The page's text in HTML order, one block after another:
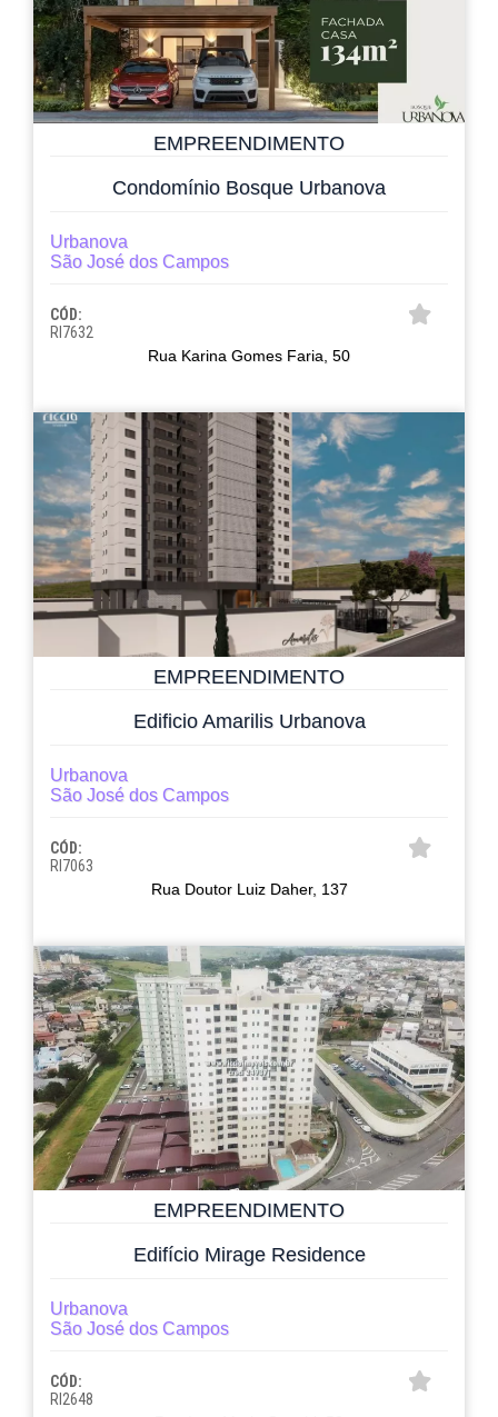
EMPREENDIMENTO
Condomínio Bosque Urbanova
Urbanova
São José dos Campos
CÓD:
RI7632
Rua Karina Gomes Faria, 50
EMPREENDIMENTO
Edificio Amarilis Urbanova
Urbanova
São José dos Campos
CÓD:
RI7063
Rua Doutor Luiz Daher, 137
EMPREENDIMENTO
Edifício Mirage Residence
Urbanova
São José dos Campos
CÓD:
RI2648